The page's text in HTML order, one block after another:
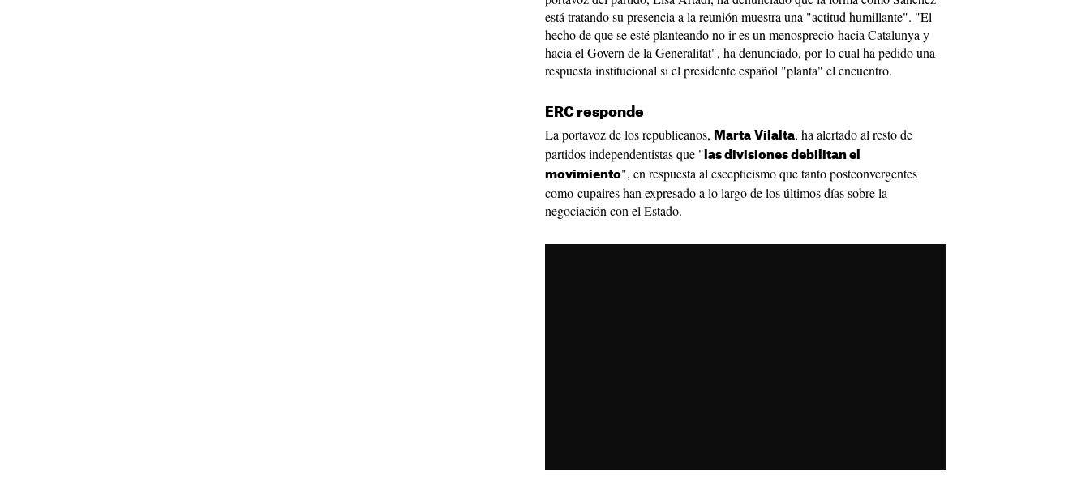
está tratando su presencia a la reunión muestra una "actitud humillante". "El
hecho de que se esté planteando no ir es un menosprecio hacia Catalunya y
hacia el Govern de la Generalitat", ha denunciado, por lo cual ha pedido una
respuesta institucional si el presidente español "planta" el encuentro.
ERC responde
La portavoz de los republicanos, Marta Vilalta, ha alertado al resto de
partidos independentistas que " las divisiones debilitan el
movimiento", en respuesta al escepticismo que tanto postconvergentes
como cupaires han expresado a lo largo de los últimos días sobre la
negociación con el Estado.